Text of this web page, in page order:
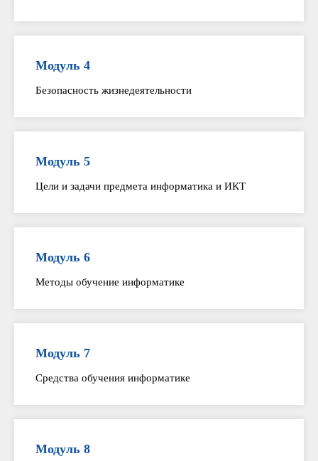
Модуль 4
Безопасность жизнедеятельности
Модуль 5
Цели и задачи предмета информатика и ИКТ
Модуль 6
Методы обучение информатике
Модуль 7
Средства обучения информатике
Модуль 8